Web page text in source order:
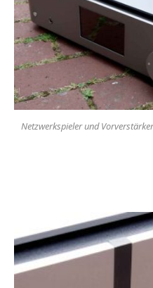
Netzwerkspieler und